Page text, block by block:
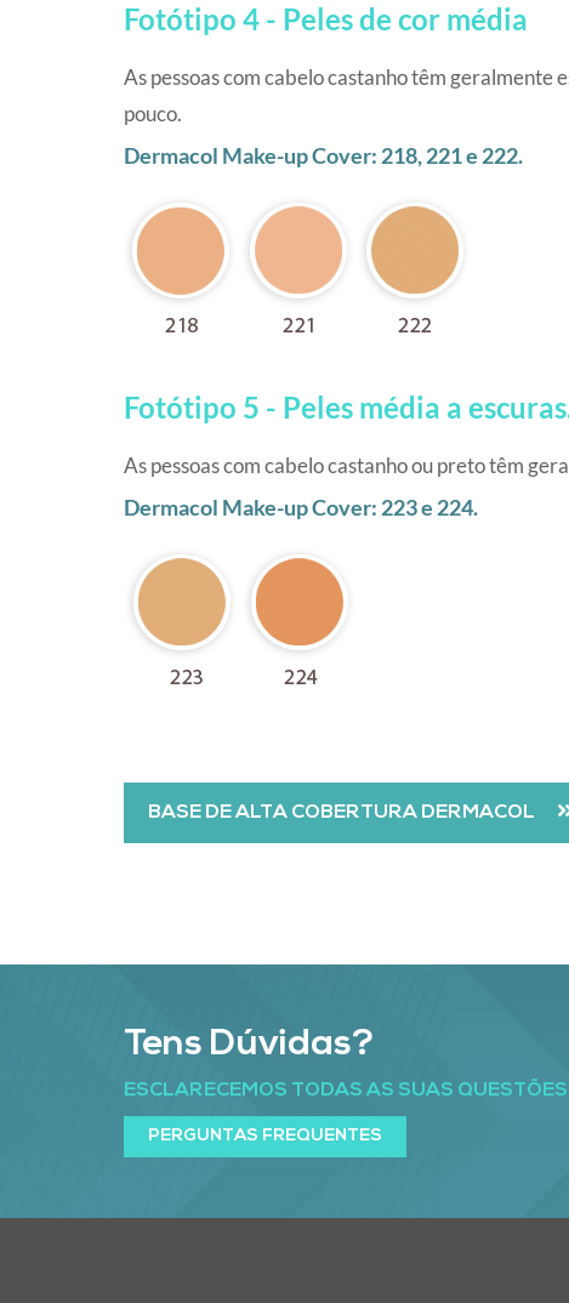
Fotótipo 4 - Peles de cor média
As pessoas com cabelo castanho têm
pouco.
Dermacol Make-up Cover: 218, 221 e 222.
Fotótipo 5 - Peles média a
As pessoas com cabelo castanho ou preto têm
Dermacol Make-up Cover: 223 e 224.
BASE DE ALTA COBERTURA DERMACOL
Tens Dúvidas?
ESCLARECEMOS TODAS AS SUAS QUESTÕES
PERGUNTAS FREQUENTES